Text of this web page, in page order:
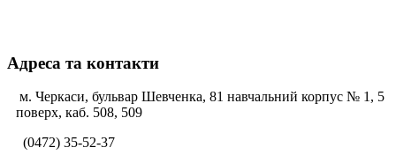
Адреса та контакти
м. Черкаси, бульвар Шевченка, 81 навчальний корпус № 1, 5
поверх, каб. 508, 509
(0472) 35-52-37